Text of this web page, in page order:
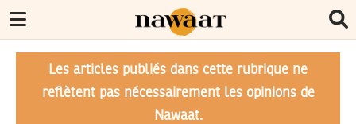
Les articles publiés dans cette rubrique ne
reflètent pas nécessairement les opinions de
Nawaat.